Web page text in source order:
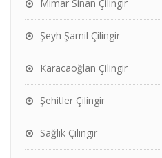
Mimar Sinan Çilingir
Şeyh Şamil Çilingir
Karacaoğlan Çilingir
Şehitler Çilingir
Sağlık Çilingir